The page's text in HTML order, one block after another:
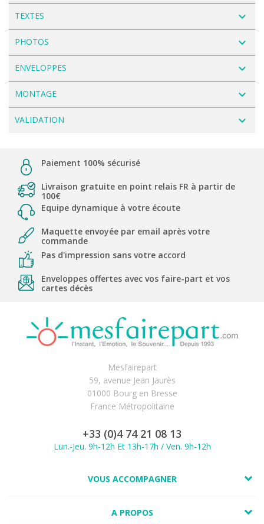
TEXTES navigate_next
PHOTOS navigate_next
ENVELOPPES navigate_next
MONTAGE navigate_next
VALIDATION navigate_next
Paiement 100% sécurisé
Livraison gratuite en point relais FR à partir de
100€
Equipe dynamique à votre écoute
Maquette envoyée par email après votre
commande
Pas d'impression sans votre accord
Enveloppes offertes avec vos faire-part et vos
cartes décès
Mesfairepart
59, avenue Jean Jaurès
01000 Bourg en Bresse
France Métropolitaine
+33 (0)4 74 21 08 13
Lun.-Jeu. 9h-12h Et 13h-17h / Ven. 9h-12h
VOUS ACCOMPAGNER
A PROPOS